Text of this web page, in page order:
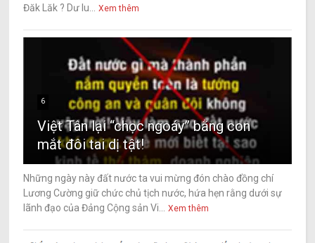
Đăk Lăk ? Dư lu...
Xem thêm
6
Việt Tân lại “chọc ngoáy” bằng con
mắt đôi tai dị tật!
Những ngày này đất nước ta vui mừng đón chào đồng chí
Lương Cường giữ chức chủ tịch nước, hứa hẹn rằng dưới sự
lãnh đạo của Đảng Cộng sản Vi...
Xem thêm